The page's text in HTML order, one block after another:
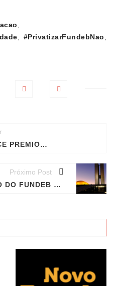
#PrivatizarFundebNao
BRASIL VENCE PRÊMIO FÓSSIL DO ANO POR 'CALAR SOCIEDADE CIVIL' E 'DESPROTEGER POVOS INDÍGENAS'
Próximo Post
DINHEIRO DO FUNDEB É DA ESCOLA PÚBLICA, APROVA SENADO; TEXTO VOLTA À CÂMARA